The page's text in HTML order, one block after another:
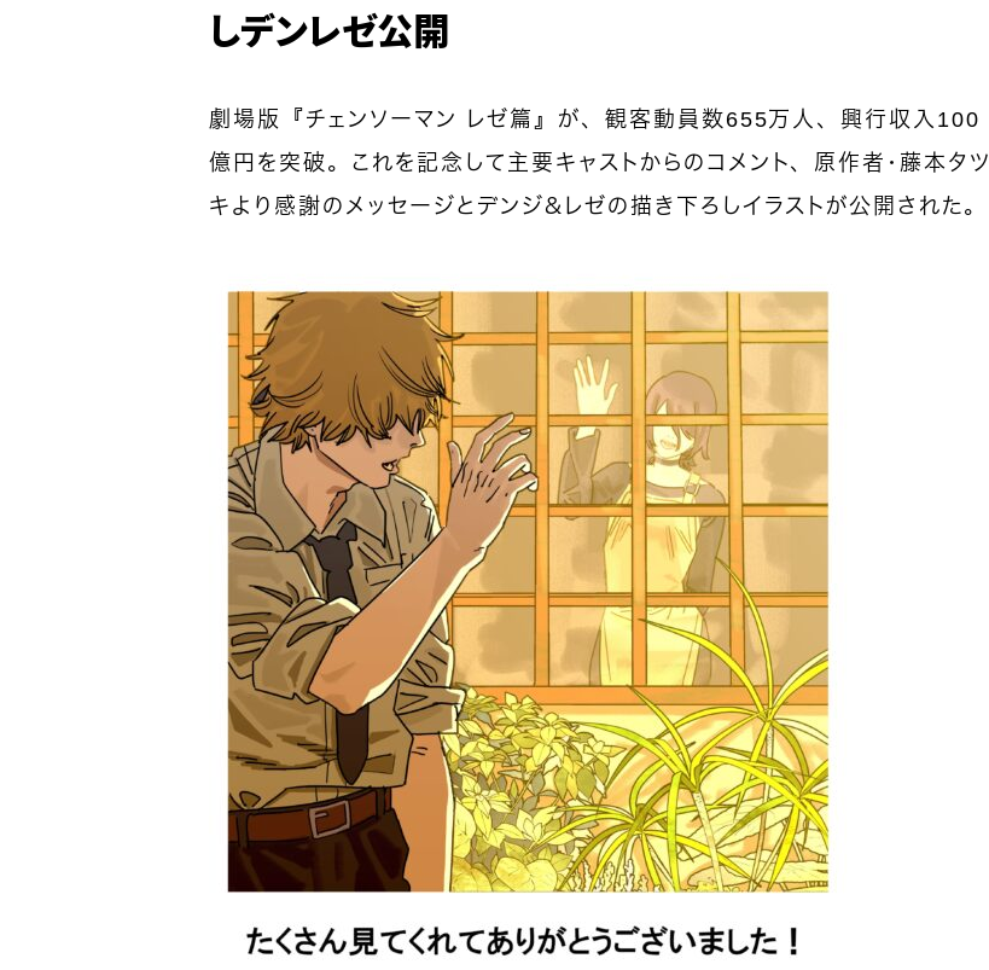
しデンレゼ公開
劇場版『チェンソーマン レゼ篇』が、観客動員数655万人、興行収入100
億円を突破。これを記念して主要キャストからのコメント、原作者・藤本タツ
キより感謝のメッセージとデンジ＆レゼの描き下ろしイラストが公開された。